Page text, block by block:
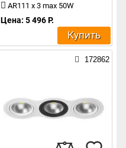
AR111 x 3 max 50W
Цена: 5 496 Р.
Купить
172862